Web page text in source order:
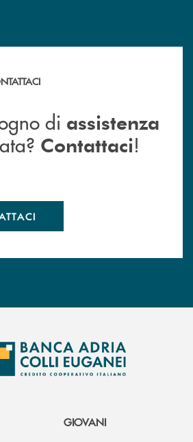
assistenza immediata? Contattaci !
di assistenza
Contattaci!
GIOVANI